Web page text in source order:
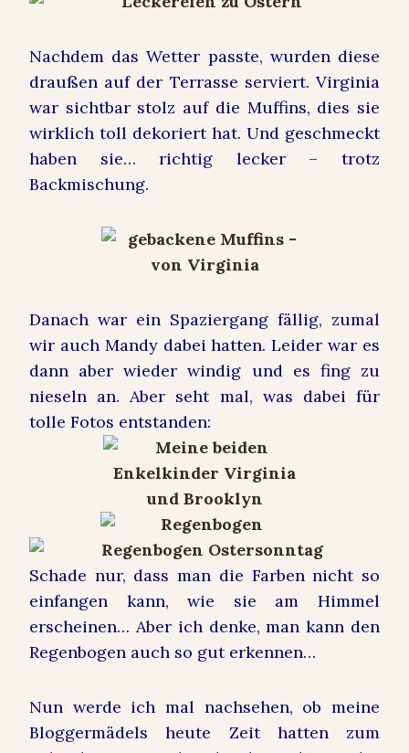
Nachdem das Wetter passte, wurden diese
draußen auf der Terrasse serviert. Virginia
war sichtbar stolz auf die Muffins, dies sie
wirklich toll dekoriert hat. Und geschmeckt
haben sie… richtig lecker – trotz
Backmischung.
Danach war ein Spaziergang fällig, zumal
wir auch Mandy dabei hatten. Leider war es
dann aber wieder windig und es fing zu
nieseln an. Aber seht mal, was dabei für
tolle Fotos entstanden:
Schade nur, dass man die Farben nicht so
einfangen kann, wie sie am Himmel
erscheinen… Aber ich denke, man kann den
Regenbogen auch so gut erkennen…
Nun werde ich mal nachsehen, ob meine
Bloggermädels heute Zeit hatten zum